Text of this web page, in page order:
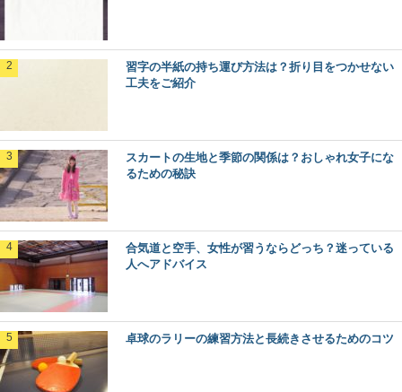
習字の半紙の持ち運び方法は？折り目をつかせない
工夫をご紹介
スカートの生地と季節の関係は？おしゃれ女子にな
るための秘訣
合気道と空手、女性が習うならどっち？迷っている
人へアドバイス
卓球のラリーの練習方法と長続きさせるためのコツ